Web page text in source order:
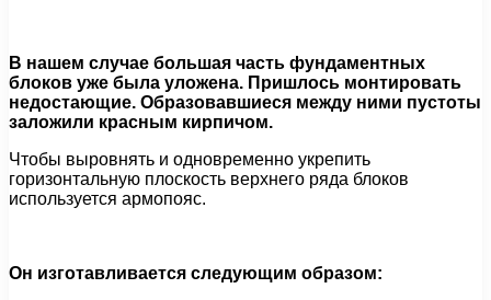
В нашем случае большая часть фундаментных
блоков уже была уложена. Пришлось монтировать
недостающие. Образовавшиеся между ними пустоты
заложили красным кирпичом.
Чтобы выровнять и одновременно укрепить
горизонтальную плоскость верхнего ряда блоков
используется армопояс.
Он изготавливается следующим образом: